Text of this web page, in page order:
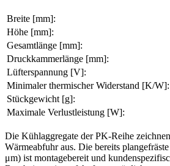
Breite [mm]:
Höhe [mm]:
Gesamtlänge [mm]:
Druckkammerlänge [mm]:
Lüfterspannung [V]:
Minimaler thermischer Widerstand [K/W]:
Stückgewicht [g]:
Maximale Verlustleistung [W]:
Die Kühlaggregate der PK-Reihe
Wärmeabfuhr aus. Die bereits
μm) ist montagebereit und